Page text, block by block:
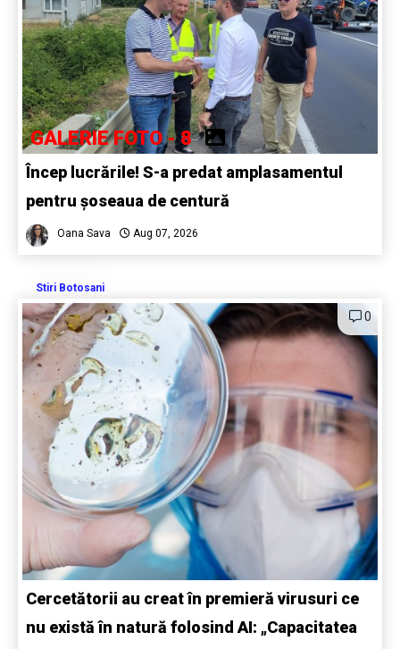
GALERIE FOTO - 8
Încep lucrările! S-a predat amplasamentul
pentru șoseaua de centură
Oana Sava Aug 07, 2026
Stiri Botosani
0
Cercetătorii au creat în premieră virusuri ce
nu există în natură folosind AI: „Capacitatea